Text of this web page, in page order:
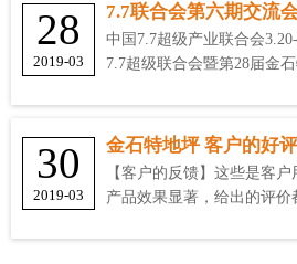
28
2019-03
7.7联合会第六期交流
中国7.7超级产业联合会
7.7超级联合会暨第28届金
30
2019-03
金石特地坪 客户的好
【客户的反馈】这些是客户
产品效果显著，给出的评价